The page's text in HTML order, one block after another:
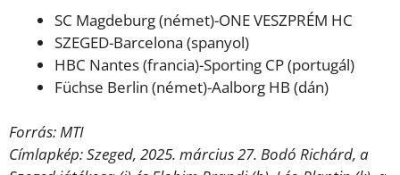
SC Magdeburg (német)-ONE VESZPRÉM HC
SZEGED-Barcelona (spanyol)
HBC Nantes (francia)-Sporting CP (portugál)
Füchse Berlin (német)-Aalborg HB (dán)
Forrás: MTI
Címlapkép: Szeged, 2025. március 27. Bodó Richárd, a